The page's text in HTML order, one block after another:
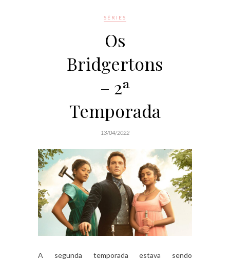
SÉRIES
Os
Bridgertons
– 2ª
Temporada
13/04/2022
A segunda temporada estava sendo